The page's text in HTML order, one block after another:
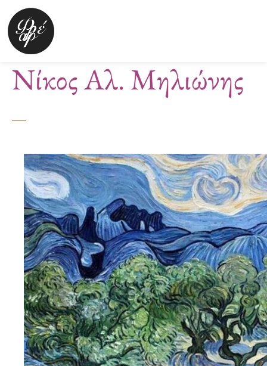
Μετάβαση
στο
περιεχόμενο
Νίκος Αλ. Μηλιώνης